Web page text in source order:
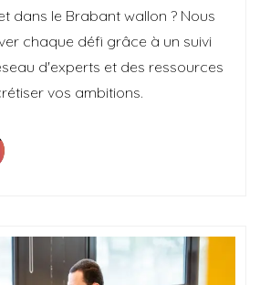
dans le Brabant wallon ? Nous
chaque défi grâce à un suivi
d'experts et des ressources
vos ambitions.